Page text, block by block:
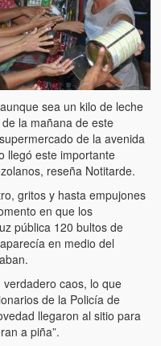
(The Jerk and the Reds in
chavistas)
los niños” (The mockery of
(Children of the streets of
El Mono… armed)
clausurados por el
sea un kilo de leche
la mañana de este
de la avenida
llegó este importante
reseña Notitarde.
gritos y hasta empujones
en que los
pública 120 bultos de
en medio del
caos, lo que
de la Policía de
llegaron al sitio para
a piña”.